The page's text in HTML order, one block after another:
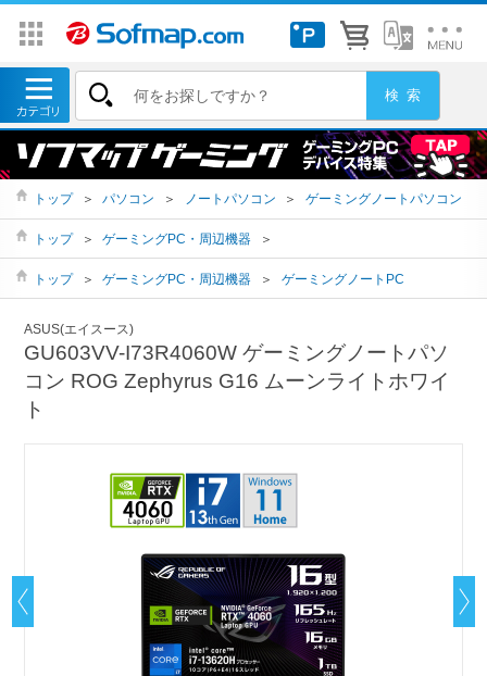
トップ ＞ パソコン ＞ ノートパソコン ＞ ゲーミングノートパソコン
トップ ＞ ゲーミングPC・周辺機器 ＞
トップ ＞ ゲーミングPC・周辺機器 ＞ ゲーミングノートPC
ASUS(エイスース)
GU603VV-I73R4060W ゲーミングノートパソ
コン ROG Zephyrus G16 ムーンライトホワイ
ト